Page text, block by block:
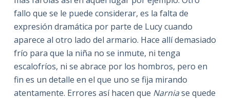
fallo que se le puede considerar, es la falta de
expresión dramática por parte de Lucy cuando
aparece al otro lado del armario. Hace allí demasiado
frío para que la niña no se inmute, ni tenga
escalofríos, ni se abrace por los hombros, pero en
fin es un detalle en el que uno se fija mirando
atentamente. Errores así hacen que Narniase quede